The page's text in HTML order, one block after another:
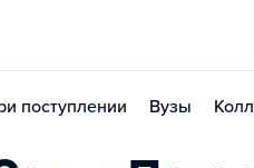
поступлении Вузы